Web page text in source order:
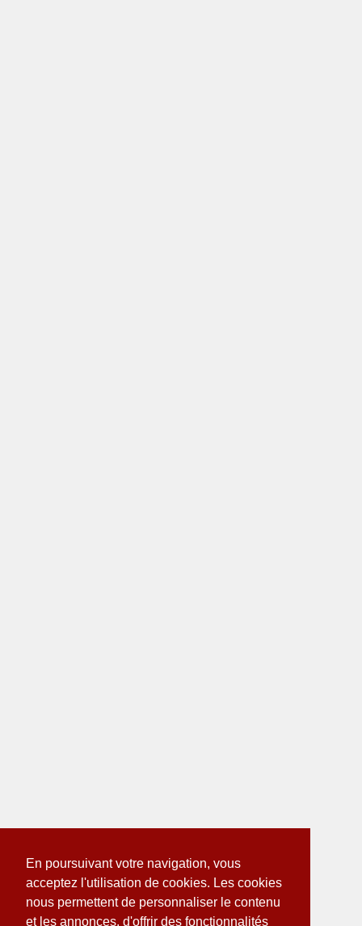
En poursuivant votre navigation, vous
acceptez l'utilisation de cookies. Les cookies
nous permettent de personnaliser le contenu
et les annonces, d'offrir des fonctionnalités